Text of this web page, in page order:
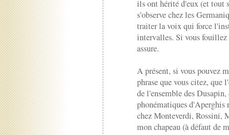
ils ont hérité d'eux (et tout
s'observe chez les
traiter la voix qui force
intervalles. Si vous fouillez
assure.
A présent, si vous pouvez
phrase que vous citez, que
de l'ensemble des
phonématiques
chez Monteverdi, Rossini,
mon chapeau (à défaut de